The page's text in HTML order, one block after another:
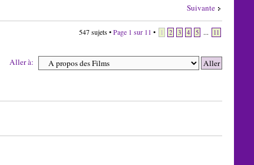
Suivante
547 sujets •Page 1 sur 11 • 1 2 3 4 5 ... 11
Aller à: